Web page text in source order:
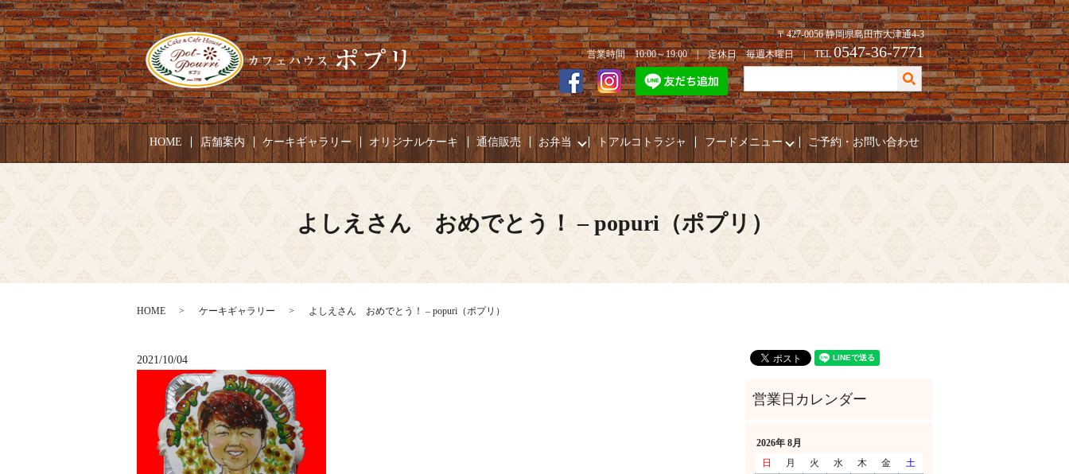
〒427-0056 静岡県島田市大津通4-3
営業時間 10:00～19:00 | 定休日 毎週木曜日 | TEL0547-36-7771
HOME 店舗案内 ケーキギャラリー オリジナルケーキ 通信販売 お弁当 トアルコトラジャ フードメニュー ご予約・お問い合わせ
よしえさん おめでとう！ – popuri（ポプリ）
HOME ケーキギャラリー よしえさん おめでとう！ – popuri（ポプリ）
2021/10/04
2026年 8月
日
月 火 水 木 金
土